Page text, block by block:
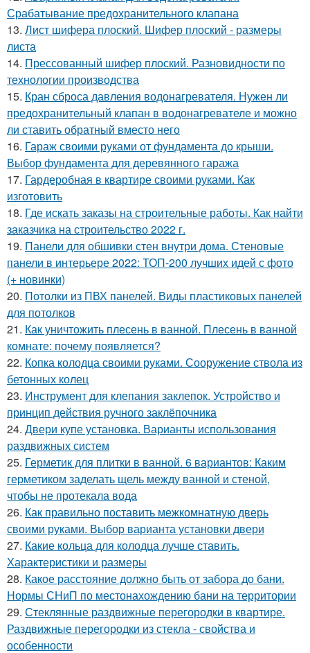
Срабатывание предохранительного клапана
13. Лист шифера плоский. Шифер плоский - размеры
листа
14. Прессованный шифер плоский. Разновидности по
технологии производства
15. Кран сброса давления водонагревателя. Нужен ли
предохранительный клапан в водонагревателе и можно
ли ставить обратный вместо него
16. Гараж своими руками от фундамента до крыши.
Выбор фундамента для деревянного гаража
17. Гардеробная в квартире своими руками. Как
изготовить
18. Где искать заказы на строительные работы. Как найти
заказчика на строительство 2022 г.
19. Панели для обшивки стен внутри дома. Стеновые
панели в интерьере 2022: ТОП-200 лучших идей с фото
(+ новинки)
20. Потолки из ПВХ панелей. Виды пластиковых панелей
для потолков
21. Как уничтожить плесень в ванной. Плесень в ванной
комнате: почему появляется?
22. Копка колодца своими руками. Сооружение ствола из
бетонных колец
23. Инструмент для клепания заклепок. Устройство и
принцип действия ручного заклёпочника
24. Двери купе установка. Варианты использования
раздвижных систем
25. Герметик для плитки в ванной. 6 вариантов: Каким
герметиком заделать щель между ванной и стеной,
чтобы не протекала вода
26. Как правильно поставить межкомнатную дверь
своими руками. Выбор варианта установки двери
27. Какие кольца для колодца лучше ставить.
Характеристики и размеры
28. Какое расстояние должно быть от забора до бани.
Нормы СНиП по местонахождению бани на территории
29. Стеклянные раздвижные перегородки в квартире.
Раздвижные перегородки из стекла - свойства и
особенности